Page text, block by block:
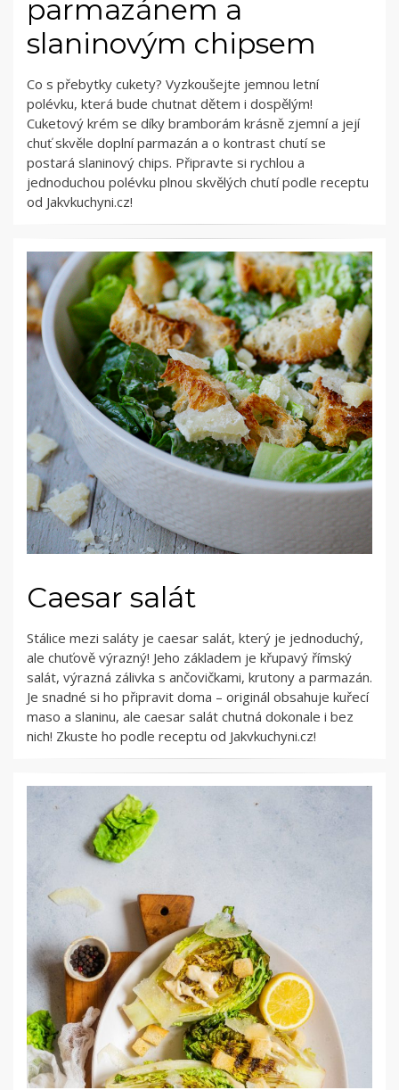
parmazánem a
slaninovým chipsem
Co s přebytky cukety? Vyzkoušejte jemnou letní
polévku, která bude chutnat dětem i dospělým!
Cuketový krém se díky bramborám krásně zjemní a její
chuť skvěle doplní parmazán a o kontrast chutí se
postará slaninový chips. Připravte si rychlou a
jednoduchou polévku plnou skvělých chutí podle receptu
od Jakvkuchyni.cz!
Caesar salát
Stálice mezi saláty je caesar salát, který je jednoduchý,
ale chuťově výrazný! Jeho základem je křupavý římský
salát, výrazná zálivka s ančovičkami, krutony a parmazán.
Je snadné si ho připravit doma – originál obsahuje kuřecí
maso a slaninu, ale caesar salát chutná dokonale i bez
nich! Zkuste ho podle receptu od Jakvkuchyni.cz!